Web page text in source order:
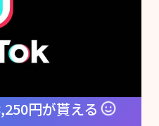
円が貰える